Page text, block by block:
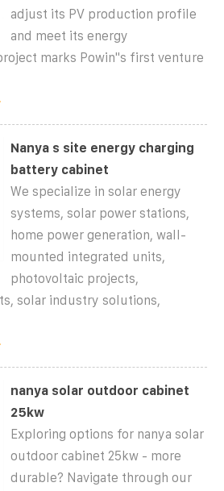
adjust its PV production profile
and meet its energy
marks Powin''s first venture
Nanya s site energy charging
battery cabinet
We specialize in solar energy
systems, solar power stations,
home power generation, wall-
mounted integrated units,
photovoltaic projects,
solar industry solutions,
nanya solar outdoor cabinet
25kw
Exploring options for nanya solar
outdoor cabinet 25kw - more
durable? Navigate through our